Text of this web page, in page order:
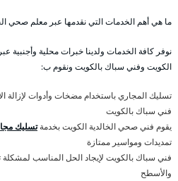
ما هي أهم الخدمات التي نقدمها عبر معلم صحي
نوفر كافة الخدمات ولدينا خبرات محلية
الكويت وفني سباك بالكويت ونقوم ب:
تسليك المجاري باستخدام مضخات وأدوات لإزالة
فني سباك بالكويت
يقوم فني صحي الخالدية الكويت بخدمةتسليك
تمديدات ومواسير ممتازة
فني سباك بالكويت لإيجاد الحل المناسب
والأسطح